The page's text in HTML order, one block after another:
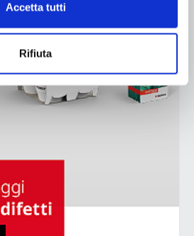
Accetta tutti
Rifiuta